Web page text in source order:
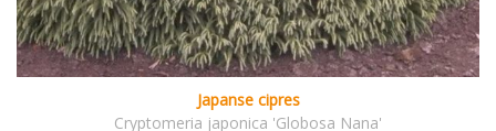
Japanse cipres
Cryptomeria japonica 'Globosa Nana'